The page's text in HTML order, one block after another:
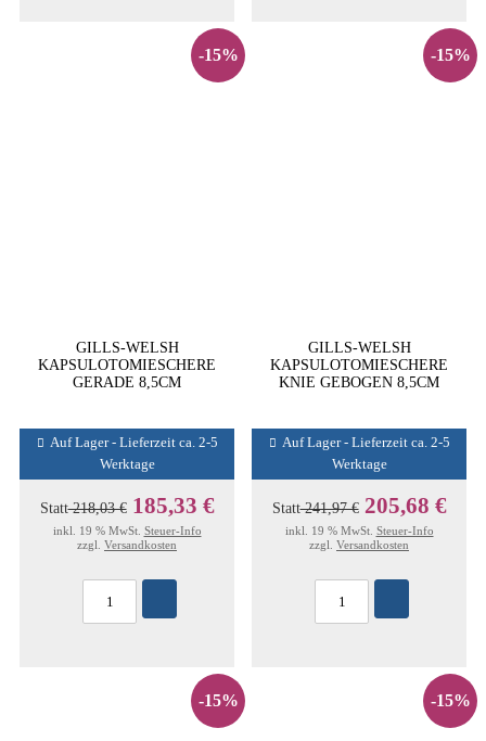
-15%
GILLS-WELSH
KAPSULOTOMIESCHERE
GERADE 8,5CM
Auf Lager - Lieferzeit ca. 2-5
Werktage
Statt218,03 € 185,33 €
inkl. 19 % MwSt. Steuer-Info
zzgl. Versandkosten
-15%
GILLS-WELSH
KAPSULOTOMIESCHERE
KNIE GEBOGEN 8,5CM
Auf Lager - Lieferzeit ca. 2-5
Werktage
Statt241,97 € 205,68 €
inkl. 19 % MwSt. Steuer-Info
zzgl. Versandkosten
-15% -15%